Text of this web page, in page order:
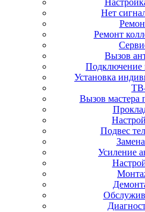
Нет
Ремонт
Вызов
Подключение
Установка
Вызов мастера
Подвес
Усиление